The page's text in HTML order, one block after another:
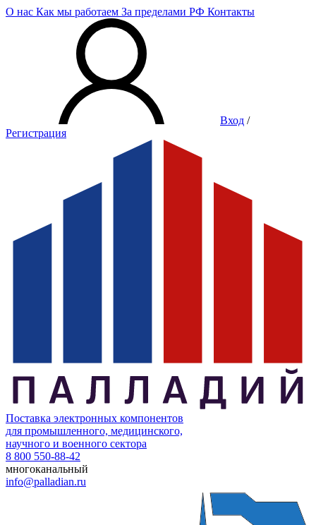
О нас Как мы работаем За пределами РФ Контакты
Вход /
Регистрация
Поставка электронных компонентов
для промышленного, медицинского,
научного и военного сектора
8 800 550-88-42
многоканальный
info@palladian.ru